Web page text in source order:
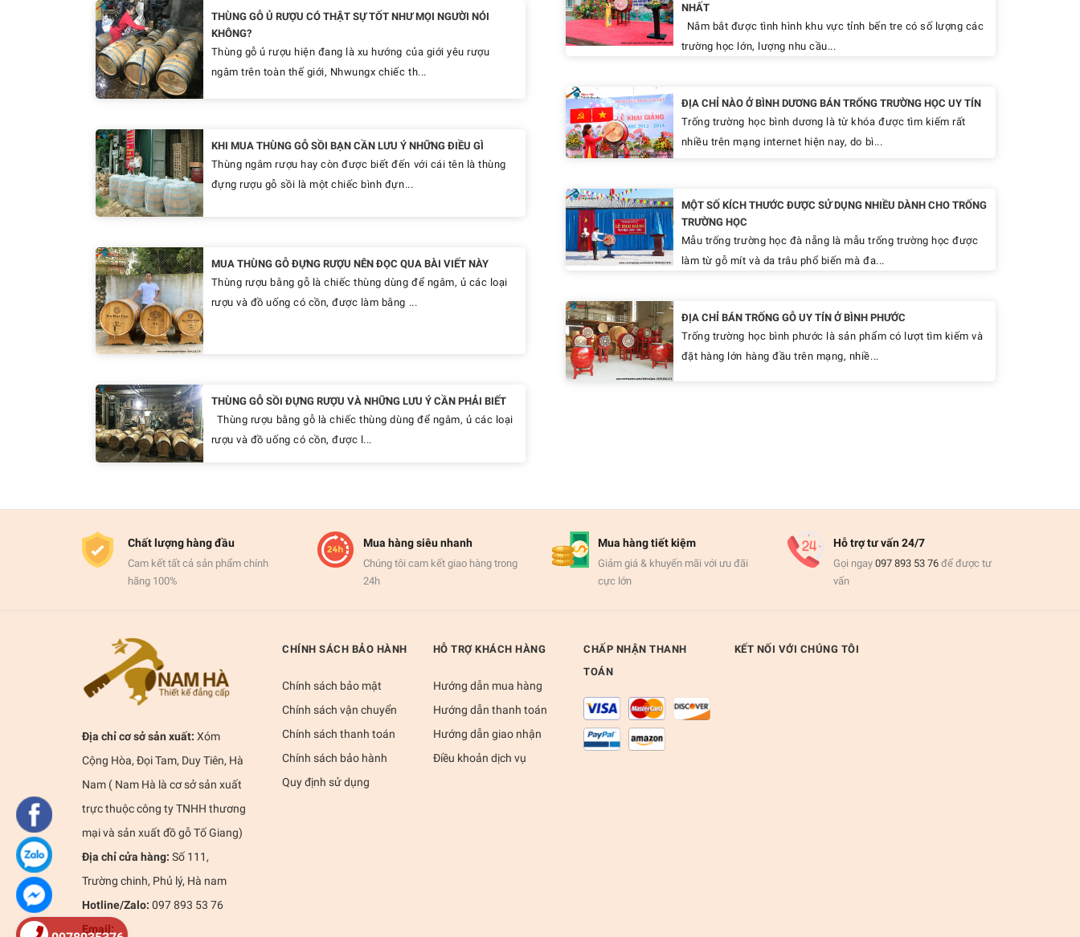
THÙNG GỖ Ủ RƯỢU CÓ THẬT SỰ TỐT NHƯ MỌI NGƯỜI NÓI
KHÔNG?
Thùng gỗ ủ rượu hiện đang là xu hướng của giới yêu rượu
ngâm trên toàn thế giới, Nhwungx chiếc th...
KHI MUA THÙNG GỖ SỒI BẠN CẦN LƯU Ý NHỮNG ĐIỀU GÌ
Thùng ngâm rượu hay còn được biết đến với cái tên là thùng
đựng rượu gỗ sồi là một chiếc bình đựn...
MUA THÙNG GỖ ĐỰNG RƯỢU NÊN ĐỌC QUA BÀI VIẾT NÀY
Thùng rượu bằng gỗ là chiếc thùng dùng để ngâm, ủ các loại
rượu và đồ uống có cồn, được làm bằng ...
THÙNG GỖ SỒI ĐỰNG RƯỢU VÀ NHỮNG LƯU Ý CẦN PHẢI BIẾT
Thùng rượu bằng gỗ là chiếc thùng dùng để ngâm, ủ các loại
rượu và đồ uống có cồn, được l...
NHẤT
Nắm bắt được tình hình khu vực tỉnh bến tre có số lượng các
trường học lớn, lượng nhu cầu...
ĐỊA CHỈ NÀO Ở BÌNH DƯƠNG BÁN TRỐNG TRƯỜNG HỌC UY TÍN
Trống trường học bình dương là từ khóa được tìm kiếm rất
nhiều trên mạng internet hiện nay, do bì...
MỘT SỐ KÍCH THƯỚC ĐƯỢC SỬ DỤNG NHIỀU DÀNH CHO TRỐNG
TRƯỜNG HỌC
Mẫu trống trường học đà nẵng là mẫu trống trường học được
làm từ gỗ mít và da trâu phổ biến mà đa...
ĐỊA CHỈ BÁN TRỐNG GỖ UY TÍN Ở BÌNH PHƯỚC
Trống trường học bình phước là sản phẩm có lượt tìm kiếm và
đặt hàng lớn hàng đầu trên mạng, nhiề...
Chất lượng hàng đầu
Cam kết tất cả sản phẩm chính
hãng 100%
Mua hàng siêu nhanh
Chúng tôi cam kết giao hàng trong
24h
Mua hàng tiết kiệm
Giảm giá & khuyến mãi với ưu đãi
cực lớn
Hỗ trợ tư vấn 24/7
Gọi ngay 097 893 53 76để được tư
vấn
Địa chỉ cơ sở sản xuất: Xóm
Cộng Hòa, Đọi Tam, Duy Tiên, Hà
Nam ( Nam Hà là cơ sở sản xuất
trực thuộc công ty TNHH thương
mại và sản xuất đồ gỗ Tố Giang)
Địa chỉ cửa hàng: Số 111,
Trường chinh, Phủ lý, Hà nam
Hotline/Zalo: 097 893 53 76
Email:
CHÍNH SÁCH BẢO HÀNH
Chính sách bảo mật
Chính sách vận chuyển
Chính sách thanh toán
Chính sách bảo hành
Quy định sử dụng
HỖ TRỢ KHÁCH HÀNG
Hướng dẫn mua hàng
Hướng dẫn thanh toán
Hướng dẫn giao nhận
Điều khoản dịch vụ
CHẤP NHẬN THANH
TOÁN
KẾT NỐI VỚI CHÚNG TÔI